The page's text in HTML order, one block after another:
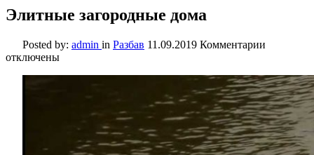
Элитные загородные дома
Posted by: admin in Разбав 11.09.2019 Комментарии
дома
отключены